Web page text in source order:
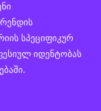
სპეციფიკურ
იდენტობას